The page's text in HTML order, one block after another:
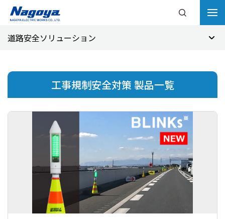
道路安全ソリューション
工事規制安全対策 製品一覧